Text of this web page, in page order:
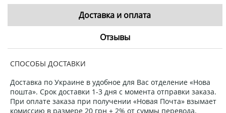
Доставка и оплата
Отзывы
СПОСОБЫ ДОСТАВКИ
Доставка по Украине в удобное для Вас отделение «Нова
пошта». Срок доставки 1-3 дня с момента отправки заказа.
При оплате заказа при получении «Новая Почта» взымает
комиссию в размере 20 грн + 2% от суммы перевода.